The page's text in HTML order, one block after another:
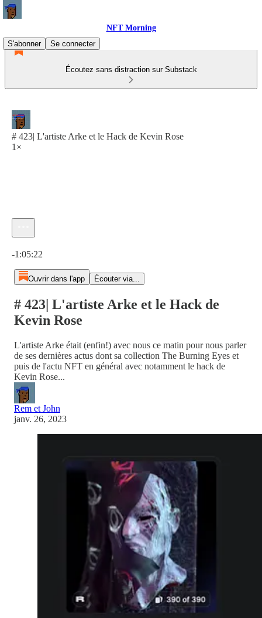
NFT Morning
S'abonner
Se connecter
Écoutez sans distraction sur Substack
# 423| L'artiste Arke et le Hack de Kevin Rose
1×
-1:05:22
Ouvrir dans l'app Écouter via...
# 423| L'artiste Arke et le Hack de
Kevin Rose
L'artiste Arke était (enfin!) avec nous ce matin pour nous parler
de ses dernières actus dont sa collection The Burning Eyes et
puis de l'actu NFT en général avec notamment le hack de
Kevin Rose...
Rem et John
janv. 26, 2023